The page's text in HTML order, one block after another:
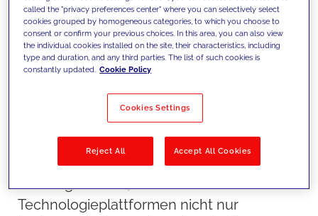
Weiterentwicklung sicher.
Unser Ansatz
Wir sorgen dafür, dass
Technologieplattformen nicht nur
called the "privacy preferences center" where you can selectively select
cookies grouped by homogeneous categories, to which you choose to
consent or confirm your previous choices. In this area, you can also view
the individual cookies installed on the site, their characteristics, including
type and duration, and any third parties. The list of such cookies is
constantly updated. Cookie Policy
Cookies Settings
Reject All Accept All Cookies